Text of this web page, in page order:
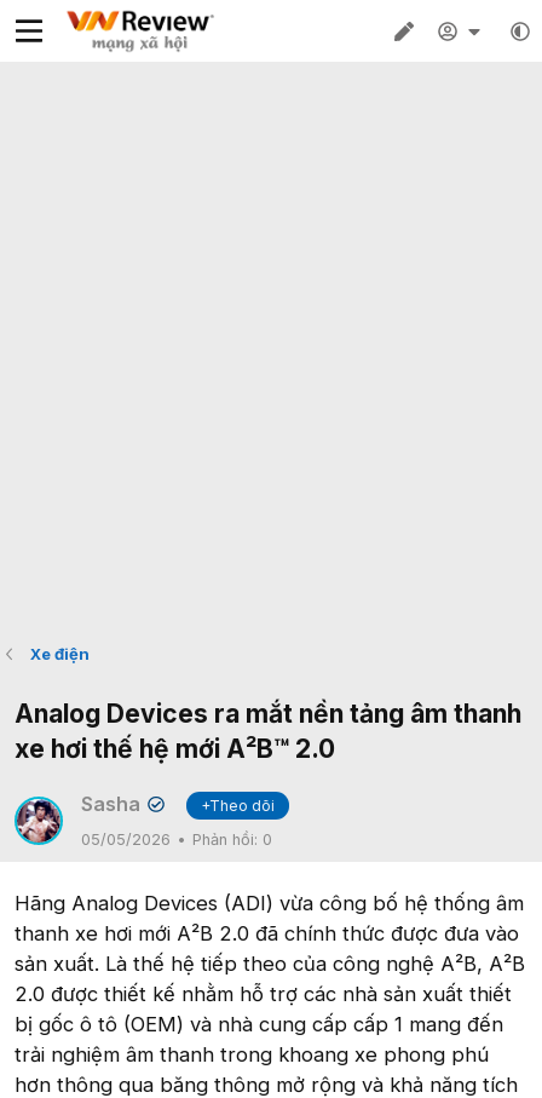
Xe điện
Analog Devices ra mắt nền tảng âm thanh
xe hơi thế hệ mới A²B™ 2.0
Sasha ✔
+Theo dõi
05/05/2026
Phản hồi: 0
Hãng Analog Devices (ADI) vừa công bố hệ thống âm
thanh xe hơi mới A²B 2.0 đã chính thức được đưa vào
sản xuất. Là thế hệ tiếp theo của công nghệ A²B, A²B
2.0 được thiết kế nhằm hỗ trợ các nhà sản xuất thiết
bị gốc ô tô (OEM) và nhà cung cấp cấp 1 mang đến
trải nghiệm âm thanh trong khoang xe phong phú
hơn thông qua băng thông mở rộng và khả năng tích